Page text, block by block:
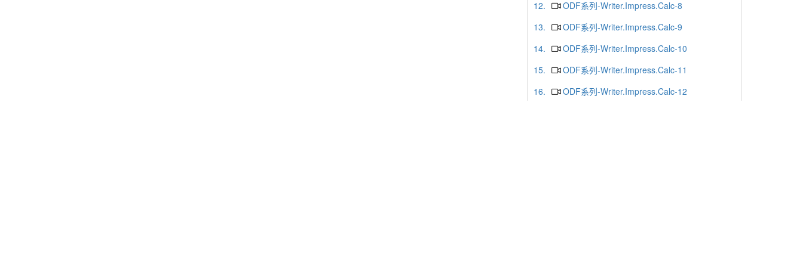
12.
ODF系列-Writer.Impress.Calc-8
13.
ODF系列-Writer.Impress.Calc-9
14.
ODF系列-Writer.Impress.Calc-10
15.
ODF系列-Writer.Impress.Calc-11
16.
ODF系列-Writer.Impress.Calc-12